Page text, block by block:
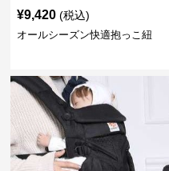
¥9,420 (税込)
オールシーズン快適抱っこ紐